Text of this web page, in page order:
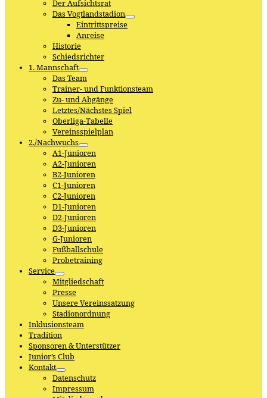
Der Aufsichtsrat
Das Vogtlandstadion
Eintrittspreise
Anreise
Historie
Schiedsrichter
1. Mannschaft
Das Team
Trainer- und Funktionsteam
Zu- und Abgänge
Letztes/Nächstes Spiel
Oberliga-Tabelle
Vereinsspielplan
2./Nachwuchs
A1-Junioren
A2-Junioren
B2-Junioren
C1-Junioren
C2-Junioren
D1-Junioren
D2-Junioren
D3-Junioren
G-Junioren
Fußballschule
Probetraining
Service
Mitgliedschaft
Presse
Unsere Vereinssatzung
Stadionordnung
Inklusionsteam
Tradition
Sponsoren & Unterstützer
Junior’s Club
Kontakt
Datenschutz
Impressum